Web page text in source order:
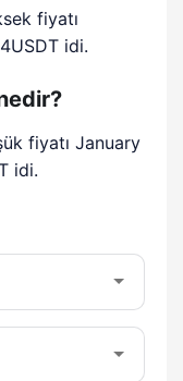
fiyatı
idi.
fiyatı January
idi.